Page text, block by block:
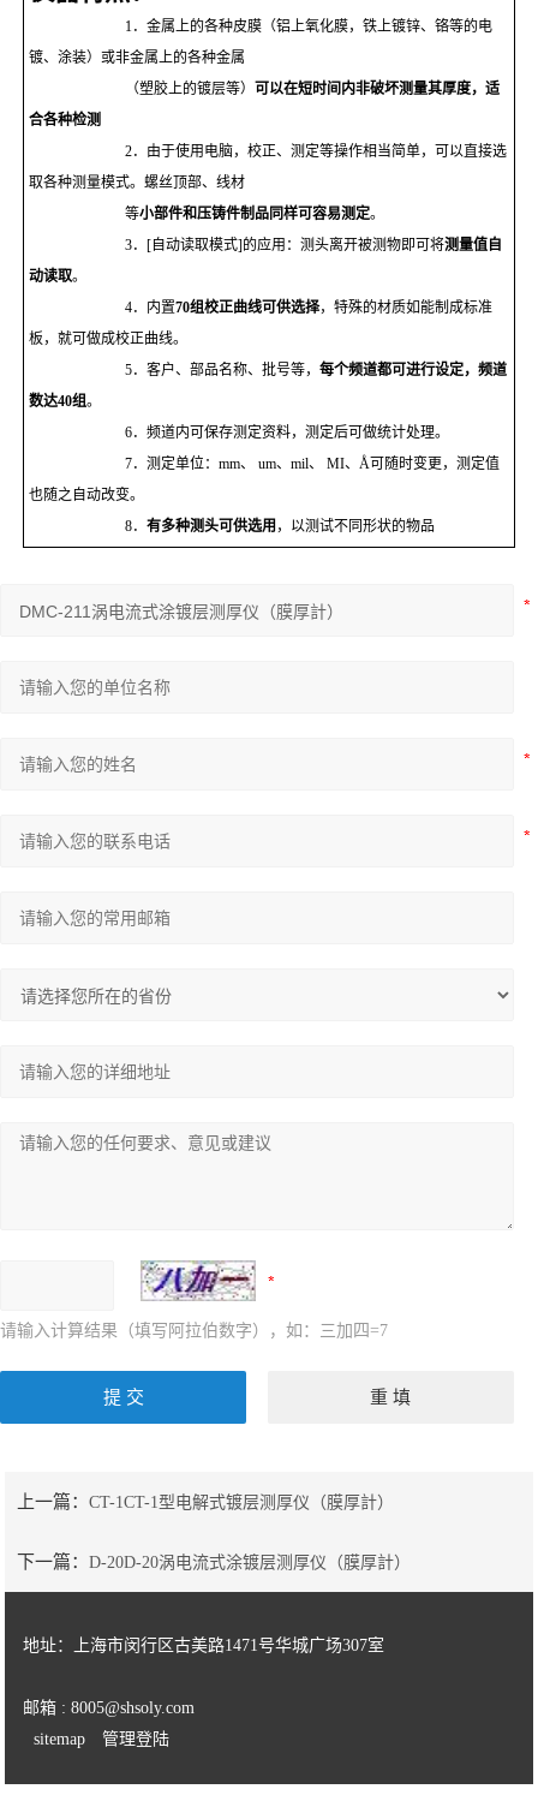
1．金属上的各种皮膜（铝上氧化膜，铁上镀锌、铬等的电
镀、涂装）或非金属上的各种金属
（塑胶上的镀层等） 可以在短时间内非破坏测量其厚度，适
合各种检测
2．由于使用电脑，校正、测定等操作相当简单，可以直接选
取各种测量模式。螺丝顶部、线材
等小部件和压铸件制品同样可容易测定。
3． [自动读取模式]的应用：测头离开被测物即可将测量值自
动读取。
4．内置70组校正曲线可供选择，特殊的材质如能制成标准
板，就可做成校正曲线。
5．客户、部品名称、批号等，每个频道都可进行设定，频道
数达40组。
6．频道内可保存测定资料，测定后可做统计处理。
7．测定单位：mm、 um、mil、 MI、Å可随时变更，测定值
也随之自动改变。
8．有多种测头可供选用 ，以测试不同形状的物品
请输入计算结果（填写阿拉伯数字），如：三加四=7
上一篇：CT-1CT-1型电解式镀层测厚仪（膜厚計）
下一篇：D-20D-20涡电流式涂镀层测厚仪（膜厚計）
地址：上海市闵行区古美路1471号华城广场307室
邮箱 : 8005@shsoly.com
sitemap
管理登陆